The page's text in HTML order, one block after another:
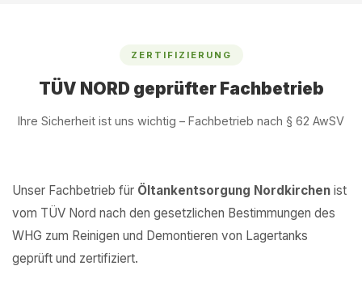
ZERTIFIZIERUNG
TÜV NORD geprüfter Fachbetrieb
Ihre Sicherheit ist uns wichtig – Fachbetrieb nach § 62 AwSV
Unser Fachbetrieb für Öltankentsorgung Nordkirchen ist
vom TÜV Nord nach den gesetzlichen Bestimmungen des
WHG zum Reinigen und Demontieren von Lagertanks
geprüft und zertifiziert.